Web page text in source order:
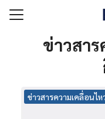
บวิทยาลัยฯ
Search for:ข่าวสา
ข่าวสารความเคลื่อนไห